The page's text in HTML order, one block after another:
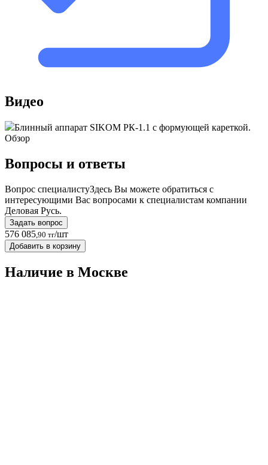
Видео
Блинный аппарат SIKOM РК-1.1 с формующей кареткой.
Обзор
Вопросы и ответы
Вопрос специалистуЗдесь Вы можете обратиться с
интересующими Вас вопросами к специалистам компании
Деловая Русь.
Задать вопрос
576 085,90 тг/шт
Добавить в корзину
Наличие в Москвe